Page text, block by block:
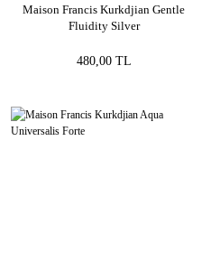
Maison Francis Kurkdjian Gentle
Fluidity Silver
480,00 TL